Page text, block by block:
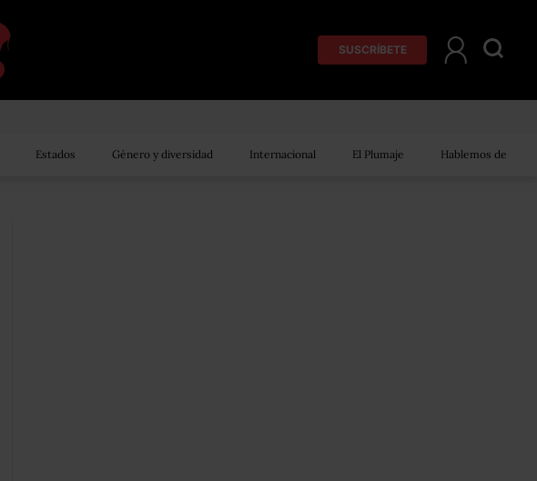
SUSCRÍBETE
Estados Género y diversidad Internacional El Plumaje Hablemos de